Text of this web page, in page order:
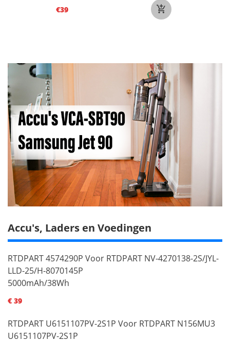
€39
Accu's, Laders en Voedingen
RTDPART 4574290P Voor RTDPART NV-4270138-2S/JYL-
LLD-25/H-8070145P
5000mAh/38Wh
€ 39
RTDPART U6151107PV-2S1P Voor RTDPART N156MU3
U6151107PV-2S1P